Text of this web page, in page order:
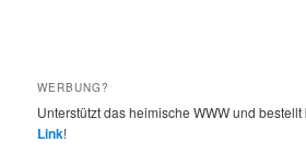
WERBUNG?
Unterstützt das heimische WWW und
Link!